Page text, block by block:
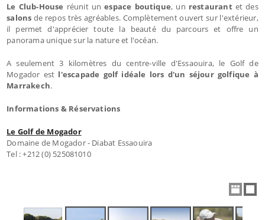
Le Club-House réunit unespace boutique, un restaurant et des
salons de repos très agréables. Complètement ouvert sur l'extérieur,
il permet d'apprécier toute la beauté du parcours et offre un
panorama unique sur la nature et l'océan.
A seulement 3 kilomètres du centre-ville d'Essaouira, le Golf de
Mogador est l'escapade golf idéale lors d'un séjour golfique à
Marrakech.
Informations & Réservations
Le Golf de Mogador
Domaine de Mogador - Diabat Essaouira
Tel : +212 (0) 525081010